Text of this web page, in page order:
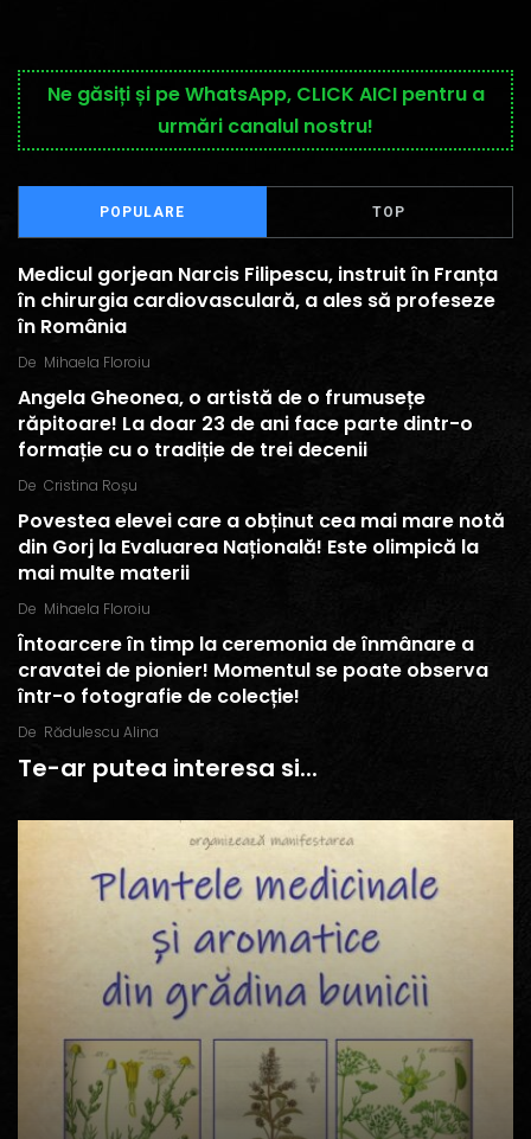
Ne găsiți și pe WhatsApp, CLICK AICI pentru a
urmări canalul nostru!
POPULARE TOP
Medicul gorjean Narcis Filipescu, instruit în Franța
în chirurgia cardiovasculară, a ales să profeseze
în România
De Mihaela Floroiu
Angela Gheonea, o artistă de o frumusețe
răpitoare! La doar 23 de ani face parte dintr-o
formație cu o tradiție de trei decenii
De Cristina Roșu
Povestea elevei care a obținut cea mai mare notă
din Gorj la Evaluarea Națională! Este olimpică la
mai multe materii
De Mihaela Floroiu
Întoarcere în timp la ceremonia de înmânare a
cravatei de pionier! Momentul se poate observa
într-o fotografie de colecție!
De Rădulescu Alina
Te-ar putea interesa si...